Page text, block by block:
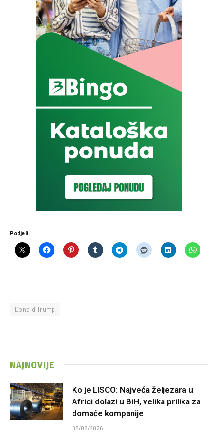
Podjeli:
Donald Trump
NAJNOVIJE
Ko je LISCO: Najveća željezara u
Africi dolazi u BiH, velika prilika za
domaće kompanije
08/08/2026